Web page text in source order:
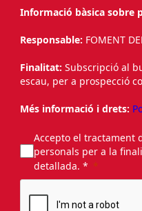
Informació bàsica sobre
Responsable: FOMENT
Finalitat: Subscripció al
escau, per a prospecció
Més informació i drets:
Accepto el tractament
personals per a la
detallada. *